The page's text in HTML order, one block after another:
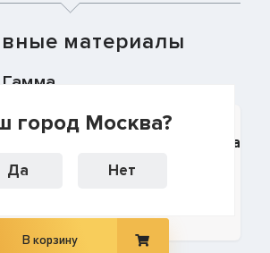
город Москва?
Да Нет
материалы
Акустилайн (Akustiline) Гамма
В корзину